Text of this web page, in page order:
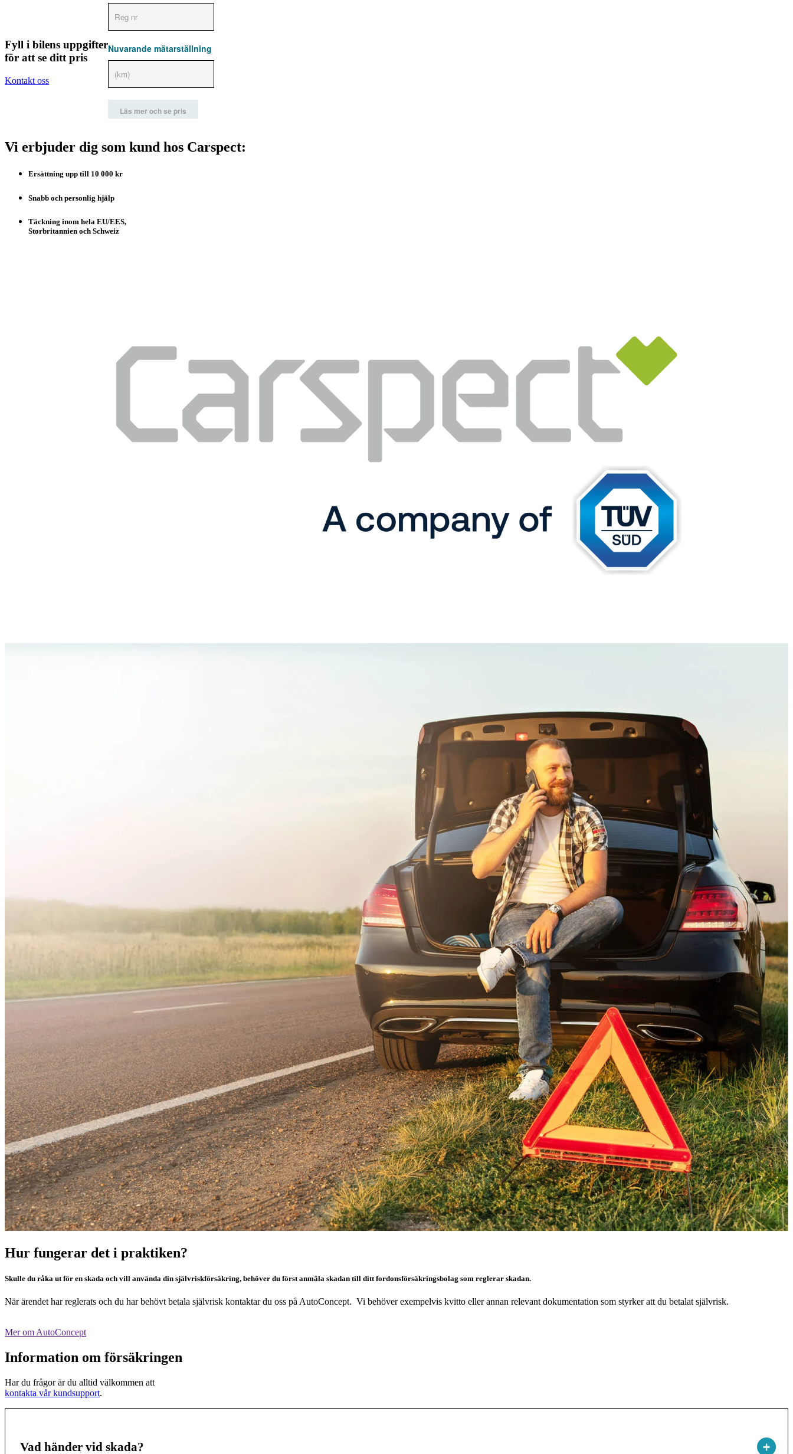
Fyll i bilens uppgifter
för att se ditt pris
Kontakt oss
Nuvarande mätarställning
Läs mer och se pris
Vi erbjuder dig som kund hos Carspect:
Ersättning upp till 10 000 kr
Snabb och personlig hjälp
Täckning inom hela EU/EES,
Storbritannien och Schweiz
Hur fungerar det i praktiken?
Skulle du råka ut för en skada och vill använda din självriskförsäkring, behöver du först anmäla skadan till ditt fordonsförsäkringsbolag som reglerar skadan.
När ärendet har reglerats och du har behövt betala självrisk kontaktar du oss på AutoConcept. Vi behöver exempelvis kvitto eller annan relevant dokumentation som styrker att du betalat självrisk.
Mer om AutoConcept
Information om försäkringen
Har du frågor är du alltid välkommen att
kontakta vår kundsupport.
Vad händer vid skada?